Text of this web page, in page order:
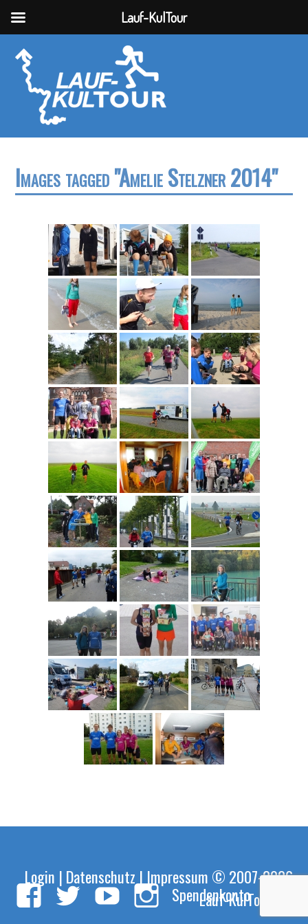
Images tagged "Amelie Stelzner 2014"
Spendenkonto
Login | Datenschutz | Impressum © 2007-2026
Lauf-KulTour e.V.
Lauf-KulTour